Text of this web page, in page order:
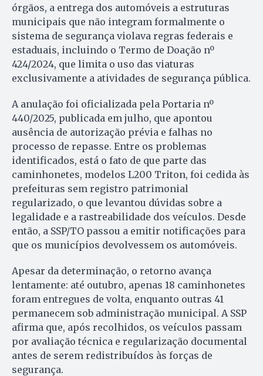
órgãos, a entrega dos automóveis a estruturas
municipais que não integram formalmente o
sistema de segurança violava regras federais e
estaduais, incluindo o Termo de Doação nº
424/2024, que limita o uso das viaturas
exclusivamente a atividades de segurança pública.
A anulação foi oficializada pela Portaria nº
440/2025, publicada em julho, que apontou
ausência de autorização prévia e falhas no
processo de repasse. Entre os problemas
identificados, está o fato de que parte das
caminhonetes, modelos L200 Triton, foi cedida às
prefeituras sem registro patrimonial
regularizado, o que levantou dúvidas sobre a
legalidade e a rastreabilidade dos veículos. Desde
então, a SSP/TO passou a emitir notificações para
que os municípios devolvessem os automóveis.
Apesar da determinação, o retorno avança
lentamente: até outubro, apenas 18 caminhonetes
foram entregues de volta, enquanto outras 41
permanecem sob administração municipal. A SSP
afirma que, após recolhidos, os veículos passam
por avaliação técnica e regularização documental
antes de serem redistribuídos às forças de
segurança.